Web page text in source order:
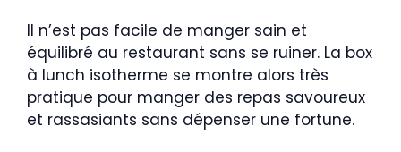
Il n’est pas facile de manger sain et
équilibré au restaurant sans se ruiner. La box
à lunch isotherme se montre alors très
pratique pour manger des repas savoureux
et rassasiants sans dépenser une fortune.